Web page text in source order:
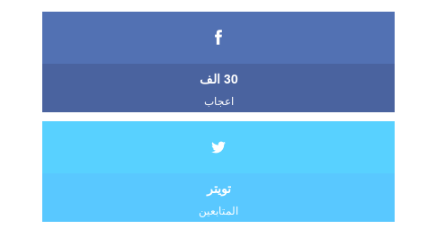
30 الف
اعجاب
تويتر
المتابعين